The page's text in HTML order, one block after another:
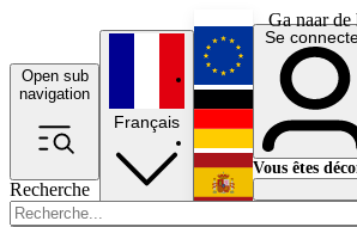
Ga naar
Open sub
navigation
Recherche
Français
English
Deutsch
Español
Se
Vous êtes